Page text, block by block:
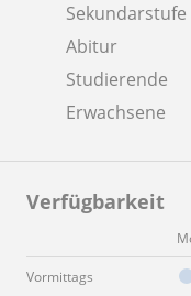
Sekundarstufe
Abitur
Studierende
Erwachsene
Verfügbarkeit
Vormittags